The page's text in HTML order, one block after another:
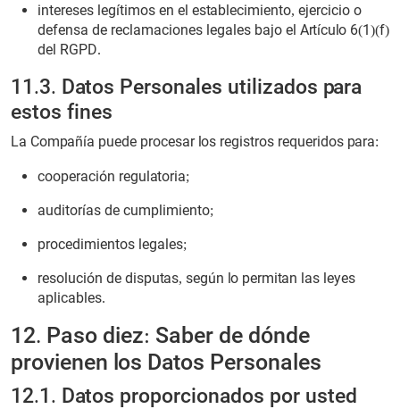
intereses legítimos en el establecimiento, ejercicio o
defensa de reclamaciones legales bajo el Artículo 6(1)(f)
del RGPD.
11.3. Datos Personales utilizados para
estos fines
La Compañía puede procesar los registros requeridos para:
cooperación regulatoria;
auditorías de cumplimiento;
procedimientos legales;
resolución de disputas, según lo permitan las leyes
aplicables.
12. Paso diez: Saber de dónde
provienen los Datos Personales
12.1. Datos proporcionados por usted